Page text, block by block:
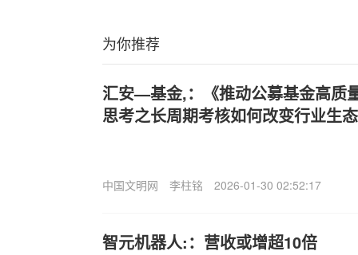
为你推荐
汇安—基金,：《推动公募基金高质
思考之长周期考核如何改变行业生
中国文明网 李柱铭 2026-01-30 02:52:17
智元机器人:：营收或增超10倍